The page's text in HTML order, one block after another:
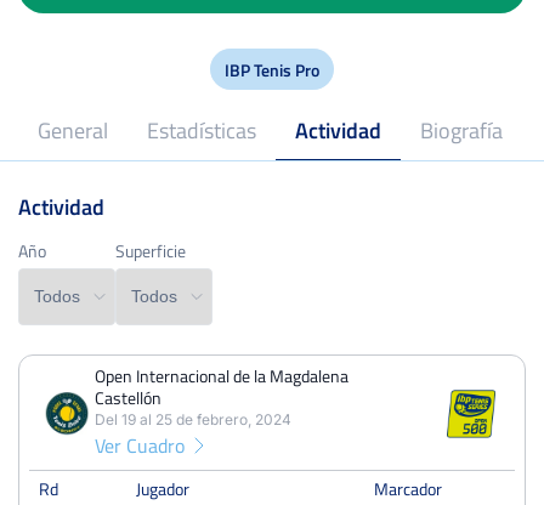
IBP Tenis Pro
General Estadísticas Actividad Biografía
Profesional desde
Año Superficie
PERDIDOSPARTIDOSGANADOS
0 5
PERDIDOS SETS
1 10
Actividad
Año Superficie
Open Internacional de la Magdalena
Castellón
Del 19 al 25 de febrero, 2024
Ver Cuadro
Rd Jugador
Marcador